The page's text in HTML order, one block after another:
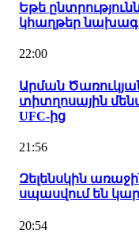
Եթե
կհաղթեր
22:00
Արման
տիտղոսային
UFC-ից
21:56
Զելենսկին
սպասվում են
20:54